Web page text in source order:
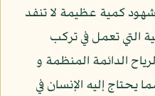
كمية عظيمة لا تنفد
التي تعمل في تركب
الدائمة المنظمة و
يحتاج إليه الإنسان في